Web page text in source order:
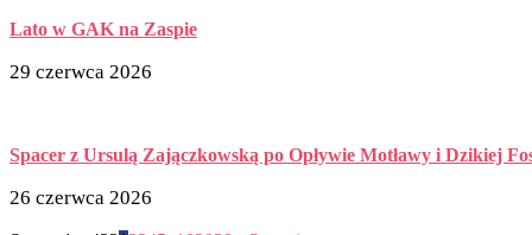
Lato w GAK na Zaspie
29 czerwca 2026
Spacer z Ursulą Zajączkowską po Opływie Motławy i Dzikiej
26 czerwca 2026